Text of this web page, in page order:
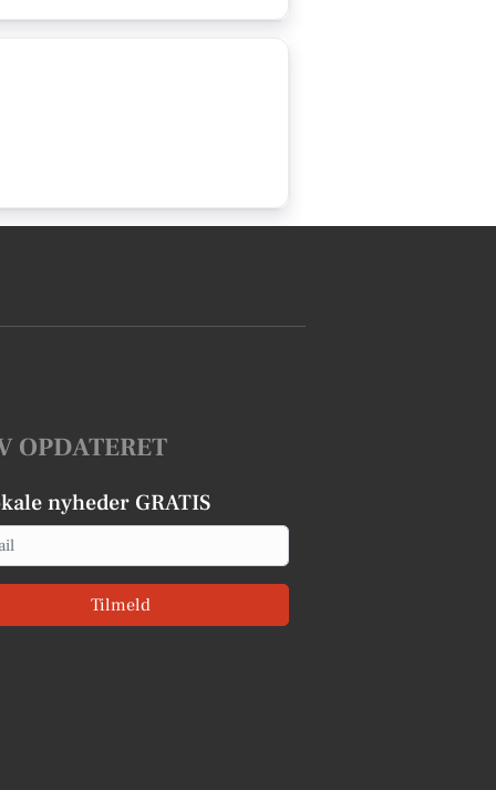
OPDATERET
nyheder GRATIS
Tilmeld